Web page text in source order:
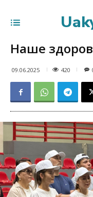
Наше
09.06.2025 420